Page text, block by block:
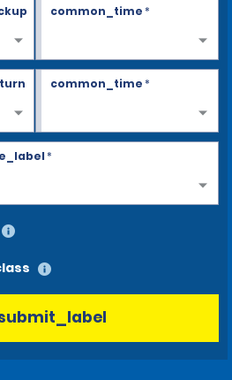
common_time*
common_time*
*